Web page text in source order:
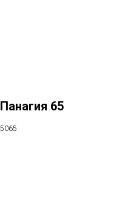
Панагия 65
5065